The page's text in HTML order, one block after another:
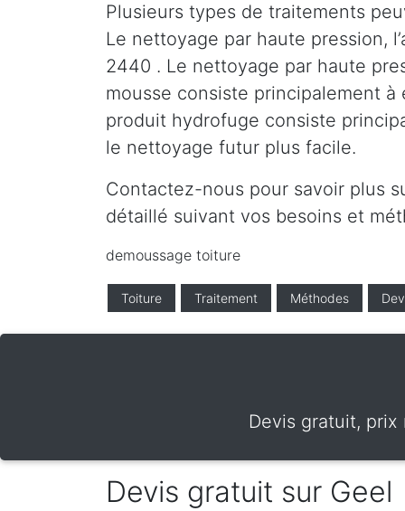
Plusieurs types de traitements
Le nettoyage par haute pression,
2440 . Le nettoyage par haute
mousse consiste principalement à
produit hydrofuge consiste
le nettoyage futur plus facile.
Contactez-nous pour savoir plus
détaillé suivant vos besoins et
demoussage toiture
Toiture Traitement Méthodes
Devis gratuit,
Devis gratuit sur Geel